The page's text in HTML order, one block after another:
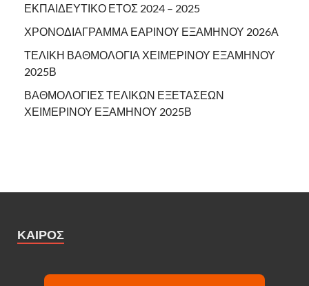
ΕΚΠΑΙΔΕΥΤΙΚΟ ΕΤΟΣ 2024 – 2025
ΧΡΟΝΟΔΙΑΓΡΑΜΜΑ ΕΑΡΙΝΟΥ ΕΞΑΜΗΝΟΥ 2026Α
ΤΕΛΙΚΗ ΒΑΘΜΟΛΟΓΙΑ ΧΕΙΜΕΡΙΝΟΥ ΕΞΑΜΗΝΟΥ
2025Β
ΒΑΘΜΟΛΟΓΙΕΣ ΤΕΛΙΚΩΝ ΕΞΕΤΑΣΕΩΝ
ΧΕΙΜΕΡΙΝΟΥ ΕΞΑΜΗΝΟΥ 2025Β
ΚΑΙΡΌΣ